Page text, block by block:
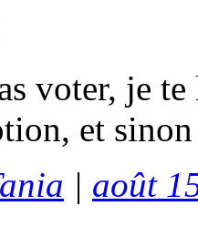
voter, je
et
| août